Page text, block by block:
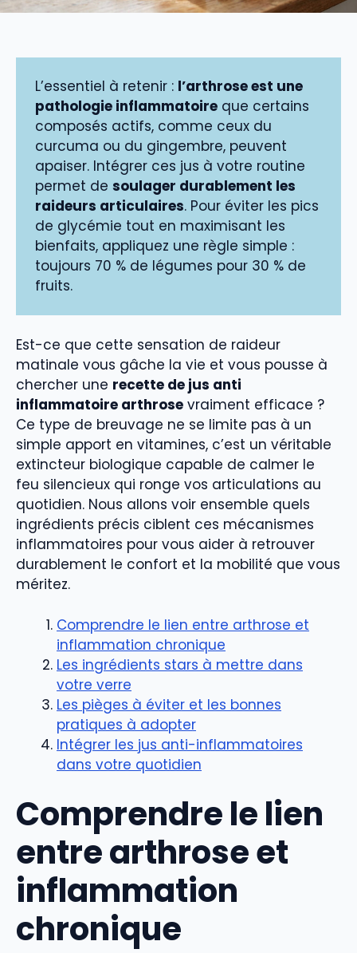
L’essentiel à retenir : l’arthrose est une
pathologie inflammatoire que certains
composés actifs, comme ceux du
curcuma ou du gingembre, peuvent
apaiser. Intégrer ces jus à votre routine
permet de soulager durablement les
raideurs articulaires. Pour éviter les pics
de glycémie tout en maximisant les
bienfaits, appliquez une règle simple :
toujours 70 % de légumes pour 30 % de
fruits.
Est-ce que cette sensation de raideur
matinale vous gâche la vie et vous pousse à
chercher une recette de jus anti
inflammatoire arthrose vraiment efficace ?
Ce type de breuvage ne se limite pas à un
simple apport en vitamines, c’est un véritable
extincteur biologique capable de calmer le
feu silencieux qui ronge vos articulations au
quotidien. Nous allons voir ensemble quels
ingrédients précis ciblent ces mécanismes
inflammatoires pour vous aider à retrouver
durablement le confort et la mobilité que vous
méritez.
Comprendre le lien entre arthrose et
inflammation chronique
Les ingrédients stars à mettre dans
votre verre
Les pièges à éviter et les bonnes
pratiques à adopter
Intégrer les jus anti-inflammatoires
dans votre quotidien
Comprendre le lien
entre arthrose et
inflammation
chronique